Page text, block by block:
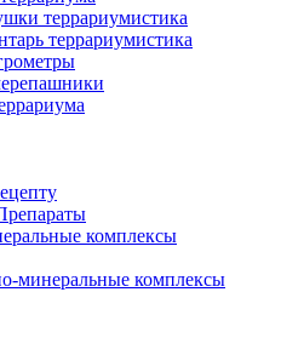
террариумистика
террариумистика
комплексы
минеральные комплексы